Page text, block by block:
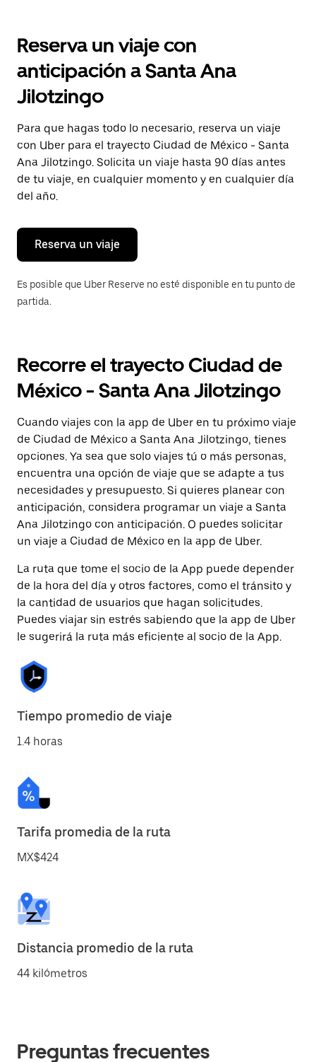
el
y
selecciona
una
Presiona
la
tecla Esc
para
cerrar
el
calendario.
Reserva un viaje con
anticipación a Santa Ana
Jilotzingo
Para que hagas todo lo necesario, reserva un viaje
con Uber para el trayecto Ciudad de México - Santa
Ana Jilotzingo. Solicita un viaje hasta 90 días antes
de tu viaje, en cualquier momento y en cualquier día
del año.
Reserva un viaje
Es posible que Uber Reserve no esté disponible en tu punto de
partida.
Recorre el trayecto Ciudad de
México - Santa Ana Jilotzingo
Cuando viajes con la app de Uber en tu próximo viaje
de Ciudad de México a Santa Ana Jilotzingo, tienes
opciones. Ya sea que solo viajes tú o más personas,
encuentra una opción de viaje que se adapte a tus
necesidades y presupuesto. Si quieres planear con
anticipación, considera programar un viaje a Santa
Ana Jilotzingo con anticipación. O puedes solicitar
un viaje a Ciudad de México en la app de Uber.
La ruta que tome el socio de la App puede depender
de la hora del día y otros factores, como el tránsito y
la cantidad de usuarios que hagan solicitudes.
Puedes viajar sin estrés sabiendo que la app de Uber
le sugerirá la ruta más eficiente al socio de la App.
Tiempo promedio de viaje
1.4 horas
Tarifa promedia de la ruta
MX$424
Distancia promedio de la ruta
44 kilómetros
Preguntas frecuentes